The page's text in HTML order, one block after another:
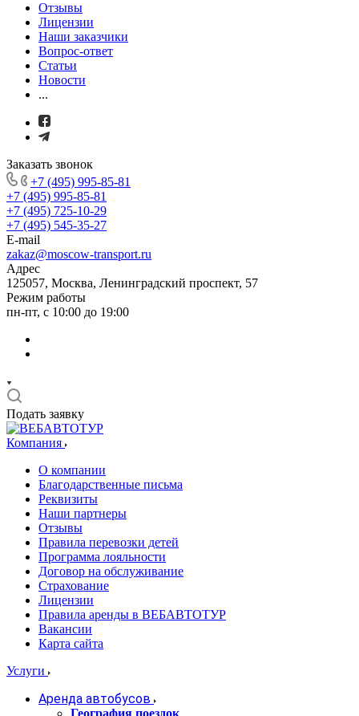
Отзывы
Лицензии
Наши заказчики
Вопрос-ответ
Статьи
Новости
...
Заказать звонок
+7 (495) 995-85-81
+7 (495) 995-85-81
+7 (495) 725-10-29
+7 (495) 545-35-27
E-mail
zakaz@moscow-transport.ru
Адрес
125057, Москва, Ленинградский проспект, 57
Режим работы
пн-пт, с 10:00 до 19:00
Подать заявку
Компания
О компании
Благодарственные письма
Реквизиты
Наши партнеры
Отзывы
Правила перевозки детей
Программа лояльности
Договор на обслуживание
Страхование
Лицензии
Правила аренды в ВЕБАВТОТУР
Вакансии
Карта сайта
Услуги
Аренда автобусов
География поездок